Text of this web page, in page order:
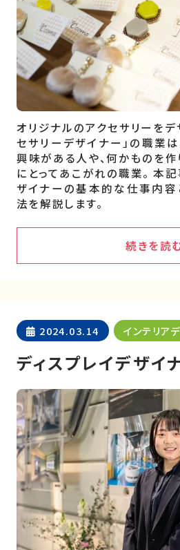
オリジナルのアクセサリーをデ
セサリーデザイナー」の職業
興味がある人や、何かものを
にとってあこがれの職業。 本
ザイナーの基本的な仕事内容
法を解説します。
続きを読
2024.03.14 インテリア
ディスプレイデザイ